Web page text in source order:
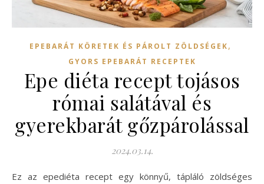
EPEBARÁT KÖRETEK ÉS PÁROLT ZÖLDSÉGEK,
GYORS EPEBARÁT RECEPTEK
Epe diéta recept tojásos
római salátával és
gyerekbarát gőzpárolással
2024.03.14.
Ez az epediéta recept egy könnyű, tápláló zöldséges